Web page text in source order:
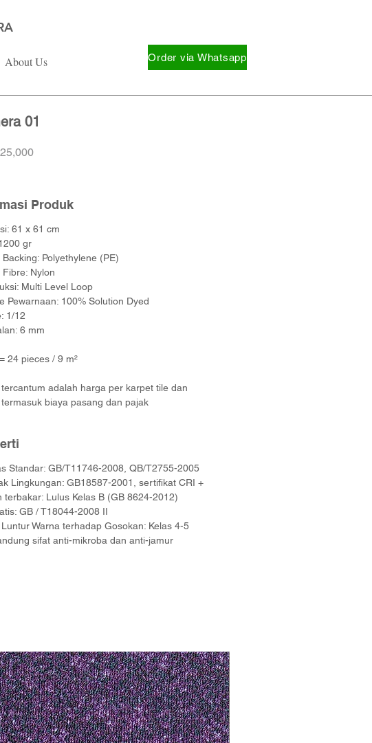
About Us Order via Whatsapp
01
Price
Produk
61 x 61 cm
gr
Backing: Polyethylene (PE)
Fibre: Nylon
Multi Level Loop
Pewarnaan: 100% Solution Dyed
1/12
6 mm
24 pieces / 9 m²
adalah harga per karpet tile dan
biaya pasang dan pajak
Standar: GB/T11746-2008, QB/T2755-2005
Lingkungan: GB18587-2001, sertifikat CRI +
terbakar: Lulus Kelas B (GB 8624-2012)
GB / T18044-2008 II
Warna terhadap Gosokan: Kelas 4-5
sifat anti-mikroba dan anti-jamur